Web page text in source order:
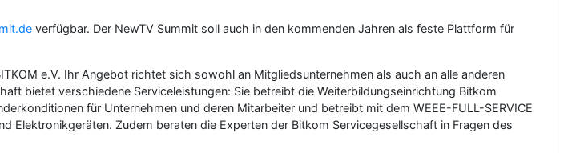
verfügbar. Der NewTV Summit soll auch in den kommenden Jahren als feste Plattform für
e.V. Ihr Angebot richtet sich sowohl an Mitgliedsunternehmen als auch an alle anderen
bietet verschiedene Serviceleistungen: Sie betreibt die Weiterbildungseinrichtung Bitkom
für Unternehmen und deren Mitarbeiter und betreibt mit dem WEEE-FULL-SERVICE
Zudem beraten die Experten der Bitkom Servicegesellschaft in Fragen des